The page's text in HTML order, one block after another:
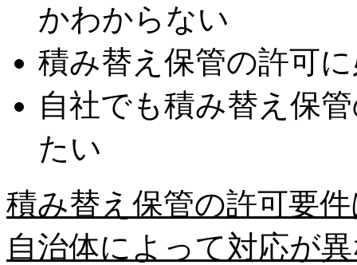
かわからない
積み替え保管の許可
自社でも積み替え保
たい
積み替え保管の許可要
自治体によって対応が